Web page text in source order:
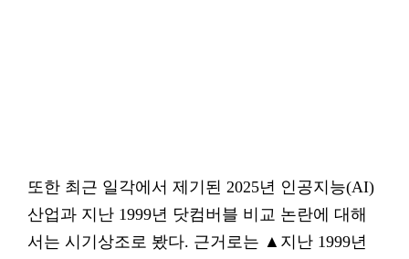
또한 최근 일각에서 제기된 2025년 인공지능(AI)
산업과 지난 1999년 닷컴버블 비교 논란에 대해
서는 시기상조로 봤다. 근거로는 ▲지난 1999년